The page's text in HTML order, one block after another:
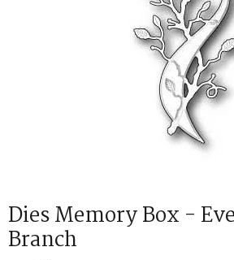
Dies Memory Box -
Branch